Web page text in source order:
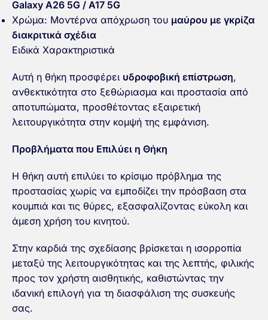
Galaxy A26 5G / A17 5G
Χρώμα: Μοντέρνα απόχρωση του μαύρου με γκρίζα
διακριτικά σχέδια
Ειδικά Χαρακτηριστικά
Αυτή η θήκη προσφέρει υδροφοβική επίστρωση,
ανθεκτικότητα στο ξεθώριασμα και προστασία από
αποτυπώματα, προσθέτοντας εξαιρετική
λειτουργικότητα στην κομψή της εμφάνιση.
Προβλήματα που Επιλύει η Θήκη
Η θήκη αυτή επιλύει το κρίσιμο πρόβλημα της
προστασίας χωρίς να εμποδίζει την πρόσβαση στα
κουμπιά και τις θύρες, εξασφαλίζοντας εύκολη και
άμεση χρήση του κινητού.
Στην καρδιά της σχεδίασης βρίσκεται η ισορροπία
μεταξύ της λειτουργικότητας και της λεπτής, φιλικής
προς τον χρήστη αισθητικής, καθιστώντας την
ιδανική επιλογή για τη διασφάλιση της συσκευής
σας.